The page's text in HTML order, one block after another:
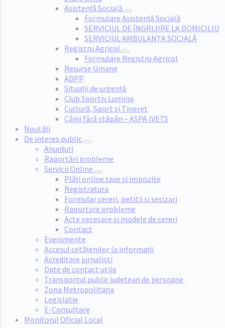
Asistență Socială
Formulare Asistență Socială
SERVICIUL DE ÎNGRIJIRE LA DOMICILIU
SERVICIUL AMBULANȚA SOCIALĂ
Registru Agricol
Formulare Registru Agricol
Resurse Umane
ADPP
Situații de urgență
Club Sportiv Lumina
Cultură, Sport si Tineret
Câini fără stăpân – ASPA IVETS
Noutăți
De interes public
Anunțuri
Raportări probleme
Servicii Online
Plăți online taxe și impozite
Registratura
Formular cereri, petitii si sesizari
Raportare probleme
Acte necesare si modele de cereri
Contact
Evenimente
Accesul cetățenilor la informații
Acreditare jurnaliști
Date de contact utile
Transportul public judetean de persoane
Zona Metropolitana
Legislatie
E-Consultare
Monitorul Oficial Local